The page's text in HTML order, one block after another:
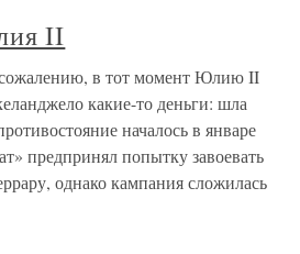
II
в тот момент Юлию II
какие-то деньги: шла
началось в январе
предпринял попытку завоевать
однако кампания сложилась